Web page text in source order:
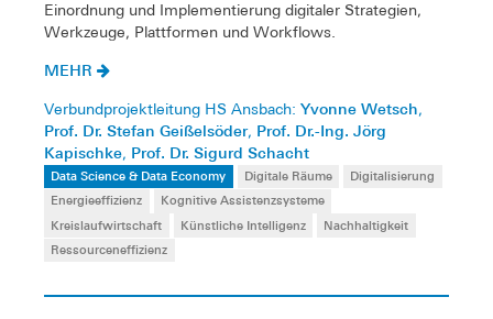
Einordnung und Implementierung digitaler Strategien,
Werkzeuge, Plattformen und Workflows.
MEHR
Verbundprojektleitung HS Ansbach: Yvonne Wetsch,
Prof. Dr. Stefan Geißelsöder, Prof. Dr.-Ing. Jörg
Kapischke, Prof. Dr. Sigurd Schacht
Data Science & Data Economy Digitale Räume
Digitalisierung
Energieeffizienz
Kognitive Assistenzsysteme
Kreislaufwirtschaft
Künstliche Intelligenz
Nachhaltigkeit
Ressourceneffizienz